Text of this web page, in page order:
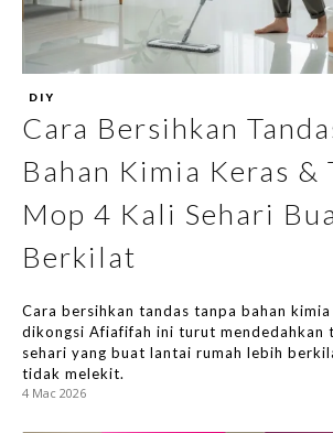
Sembang Dekor
Sembang Laman
Tip Laman
Hub Ideaktiv
DIY
Cara Bersihkan
Bahan Kimia Keras &
Mop 4 Kali Sehari
Berkilat
Cara bersihkan tandas tanpa bahan
dikongsi Afiafifah ini turut mendedahkan
sehari yang buat lantai rumah lebih
tidak melekit.
4 Mac 2026